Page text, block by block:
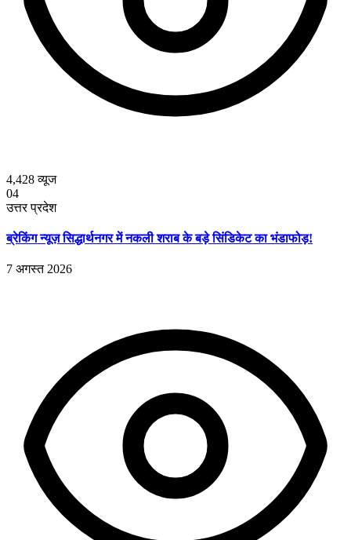
4,428व्यूज
04
उत्तर प्रदेश
ब्रेकिंग न्यूज़ सिद्धार्थनगर में नकली शराब के बड़े सिंडिकेट का भंडाफोड़!
7 अगस्त 2026